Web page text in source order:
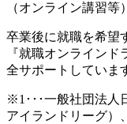
（オンライン講習等
卒業後に就職を希望
『就職オンライン
全サポートしていま
※1･･･一般社団法人
アイランドリーグ）